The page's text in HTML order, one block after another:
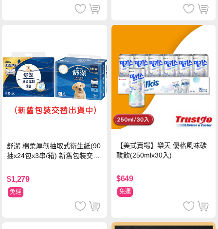
舒潔 棉柔厚韌抽取式衛生紙(90
抽x24包x3串/箱) 新舊包裝交替
$1,279
免運
【美式賣場】樂天 優格風味碳
酸飲(250mlx30入)
$649
免運